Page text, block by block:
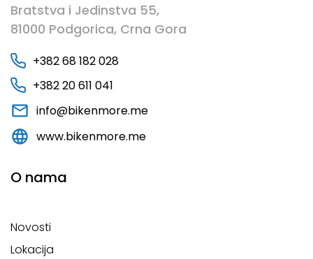
Bratstva i Jedinstva 55,
81000 Podgorica, Crna Gora
+382 68 182 028
+382 20 611 041
info@bikenmore.me
www.bikenmore.me
O nama
Novosti
Lokacija